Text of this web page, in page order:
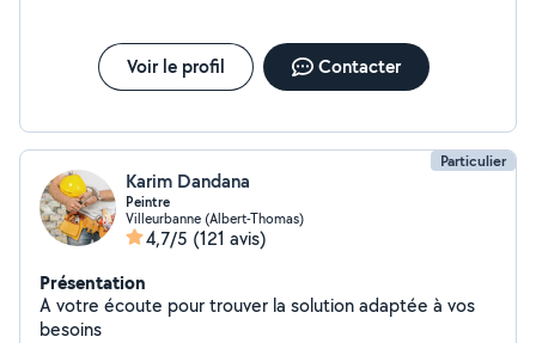
Voir le profil Contacter
Particulier
Karim Dandana
Peintre
Villeurbanne (Albert-Thomas)
4,7/5 (121 avis)
Présentation
A votre écoute pour trouver la solution adaptée à vos
besoins